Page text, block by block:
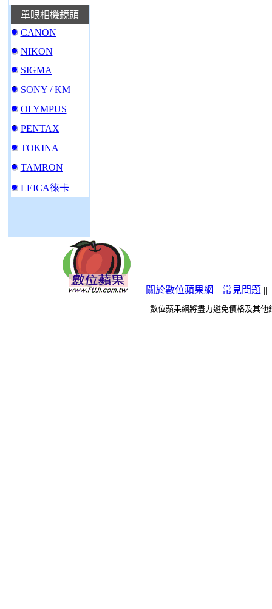
單眼相機鏡頭
CANON
NIKON
SIGMA
SONY / KM
OLYMPUS
PENTAX
TOKINA
TAMRON
LEICA徠卡
關於數位蘋果網 || 常見問題 ||
數位蘋果網將盡力避免價格及其